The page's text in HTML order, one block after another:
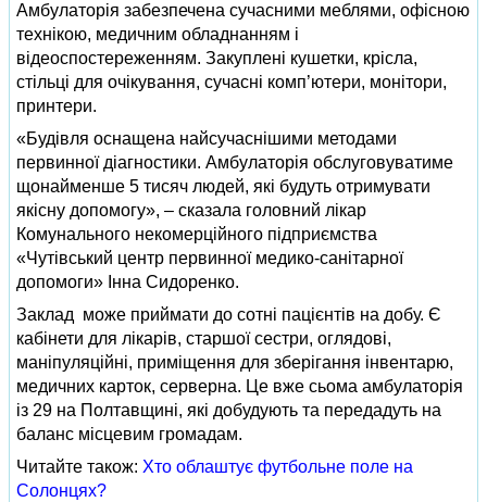
Амбулаторія забезпечена сучасними меблями, офісною
технікою, медичним обладнанням і
відеоспостереженням. Закуплені кушетки, крісла,
стільці для очікування, сучасні комп’ютери, монітори,
принтери.
«Будівля оснащена найсучаснішими методами
первинної діагностики. Амбулаторія обслуговуватиме
щонайменше 5 тисяч людей, які будуть отримувати
якісну допомогу», – сказала головний лікар
Комунального некомерційного підприємства
«Чутівський центр первинної медико-санітарної
допомоги» Інна Сидоренко.
Заклад може приймати до сотні пацієнтів на добу. Є
кабінети для лікарів, старшої сестри, оглядові,
маніпуляційні, приміщення для зберігання інвентарю,
медичних карток, серверна. Це вже сьома амбулаторія
із 29 на Полтавщині, які добудують та передадуть на
баланс місцевим громадам.
Читайте також: Хто облаштує футбольне поле на
Солонцях?